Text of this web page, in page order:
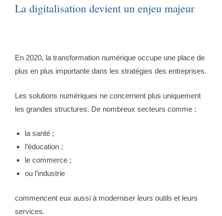
La digitalisation devient un enjeu majeur
En 2020, la transformation numérique occupe une place de
plus en plus importante dans les stratégies des entreprises.
Les solutions numériques ne concernent plus uniquement
les grandes structures. De nombreux secteurs comme :
la santé ;
l’éducation ;
le commerce ;
ou l’industrie
commencent eux aussi à moderniser leurs outils et leurs
services.